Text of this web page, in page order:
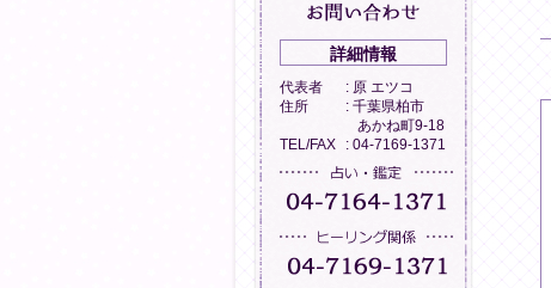
詳細情報
代表者
: 原 エツコ
住所
: 千葉県柏市
あかね町9-18
TEL/FAX
: 04-7169-1371